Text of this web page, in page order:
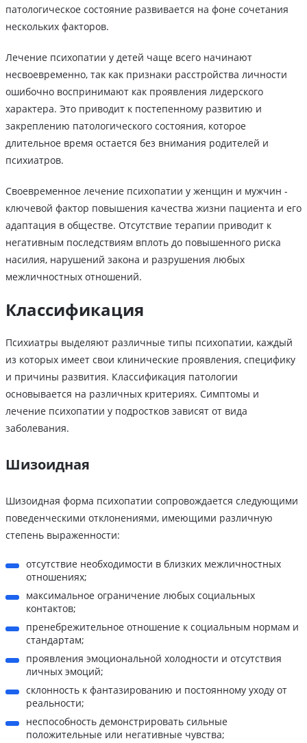
патологическое состояние развивается на фоне сочетания
нескольких факторов.
Лечение психопатии у детей чаще всего начинают
несвоевременно, так как признаки расстройства личности
ошибочно воспринимают как проявления лидерского
характера. Это приводит к постепенному развитию и
закреплению патологического состояния, которое
длительное время остается без внимания родителей и
психиатров.
Своевременное лечение психопатии у женщин и мужчин -
ключевой фактор повышения качества жизни пациента и его
адаптация в обществе. Отсутствие терапии приводит к
негативным последствиям вплоть до повышенного риска
насилия, нарушений закона и разрушения любых
межличностных отношений.
Классификация
Психиатры выделяют различные типы психопатии, каждый
из которых имеет свои клинические проявления, специфику
и причины развития. Классификация патологии
основывается на различных критериях. Симптомы и
лечение психопатии у подростков зависят от вида
заболевания.
Шизоидная
Шизоидная форма психопатии сопровождается следующими
поведенческими отклонениями, имеющими различную
степень выраженности:
отсутствие необходимости в близких межличностных
отношениях;
максимальное ограничение любых социальных
контактов;
пренебрежительное отношение к социальным нормам и
стандартам;
проявления эмоциональной холодности и отсутствия
личных эмоций;
склонность к фантазированию и постоянному уходу от
реальности;
неспособность демонстрировать сильные
положительные или негативные чувства;